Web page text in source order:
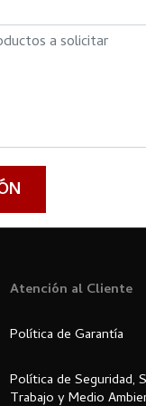
Atención al Cliente
Política de Garantía
Política de Seguridad,
Trabajo y Medio